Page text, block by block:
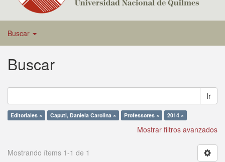
Buscar
Buscar
Ir
Editoriales × Caputi, Daniela Carolina × Professores × 2014 ×
Mostrar filtros avanzados
Mostrando ítems 1-1 de 1